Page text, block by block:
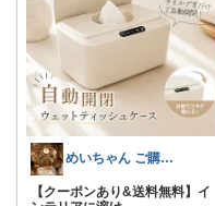
めいちゃん ご購入感謝です🙇🏻‍♀️
【クーポンあり&送料無料】イ